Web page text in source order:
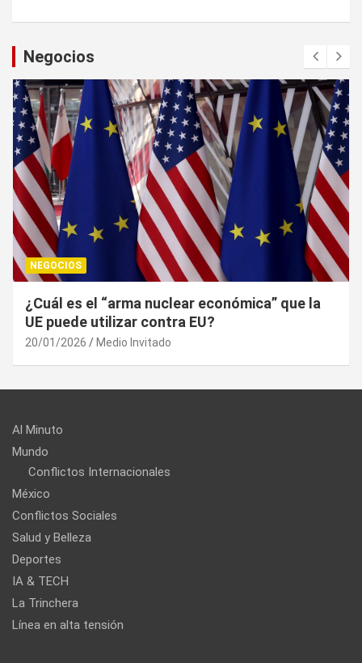
Negocios
NEGOCIOS
¿Cuál es el “arma nuclear económica” que la
UE puede utilizar contra EU?
20/01/2026 Medio Invitado
Al Minuto
Mundo
Conflictos Internacionales
México
Conflictos Sociales
Salud y Belleza
Deportes
IA & TECH
La Trinchera
Línea en alta tensión